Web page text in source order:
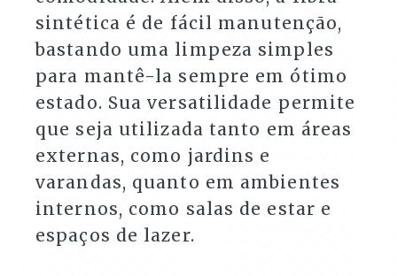
sintética é de fácil manutenção,
bastando uma limpeza simples
para mantê-la sempre em ótimo
estado. Sua versatilidade permite
que seja utilizada tanto em áreas
externas, como jardins e
varandas, quanto em ambientes
internos, como salas de estar e
espaços de lazer.